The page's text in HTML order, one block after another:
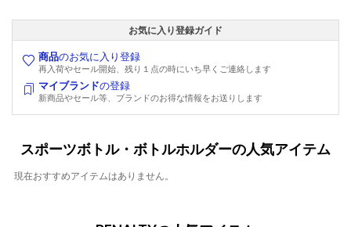
お気に入り登録ガイド
商品のお気に入り登録
再入荷やセール開始、残り１点の時にいち早くご連絡します
マイブランドの登録
新商品やセール等、ブランドのお得な情報をお送りします
スポーツボトル・ボトルホルダーの人気アイテム
現在おすすめアイテムはありません。